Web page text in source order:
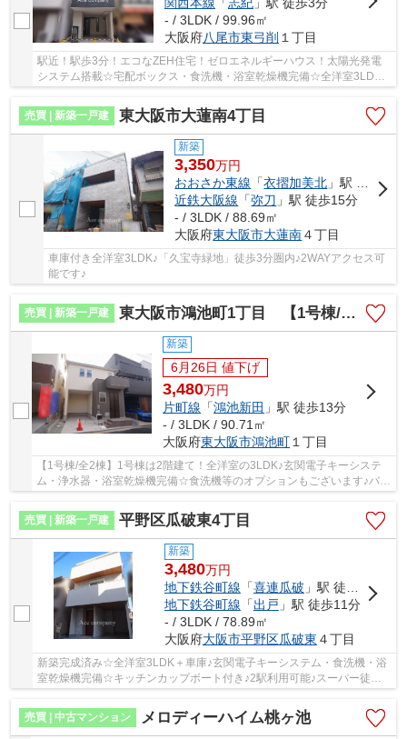
関西本線 「志紀 」駅 徒歩3分
- / 3LDK / 99.96㎡
大阪府八尾市東弓削 １丁目
駅近！駅歩3分！エコなZEH住宅！ゼロエネルギーハウス！太陽光発電
システム搭載☆宅配ボックス・食洗機・浴室乾燥機完備☆全洋室3LDK♪
売買 | 新築一戸建
東大阪市大蓮南4丁目
新築
3,350万円
おおさか東線 「衣摺加美北 」駅 徒歩14分
近鉄大阪線 「弥刀 」駅 徒歩15分
- / 3LDK / 88.69㎡
大阪府東大阪市大蓮南４丁目
車庫付き全洋室3LDK♪「久宝寺緑地」徒歩3分圏内♪2WAYアクセス可
能です♪
売買 | 新築一戸建 東大阪市鴻池町1丁目 【1号棟/全2棟】
新築
6月26日 値下げ
3,480万円
片町線 「鴻池新田 」駅 徒歩13分
- / 3LDK / 90.71㎡
大阪府東大阪市鴻池町 １丁目
【1号棟/全2棟】1号棟は2階建て！全洋室の3LDK♪玄関電子キーシステ
ム・浄水器・浴室乾燥機完備☆食洗機等のオプションもございます♪バル
コニー南向き☆1階、南ガーデニングスペースあり...
売買 | 新築一戸建
平野区瓜破東4丁目
新築
3,480万円
地下鉄谷町線 「喜連瓜破 」駅 徒歩10分
地下鉄谷町線 「出戸 」駅 徒歩11分
- / 3LDK / 78.89㎡
大阪府大阪市平野区瓜破東 ４丁目
新築完成済み☆全洋室3LDK＋車庫♪玄関電子キーシステム・食洗機・浴
室乾燥機完備☆キッチンカップボート付き♪2駅利用可能♪スーパー徒歩5
分♪小学校、安心の徒歩3分圏内です♪
売買 | 中古マンション
メロディーハイム桃ヶ池